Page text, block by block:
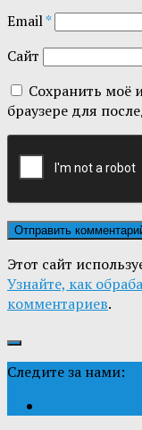
Email*
Сайт
Сохранить моё
браузере для
Этот сайт
Узнайте, как
комментариев.
Следите за нами: